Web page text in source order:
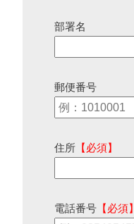
部署名
郵便番号
住所 【必須】
電話番号 【必須】